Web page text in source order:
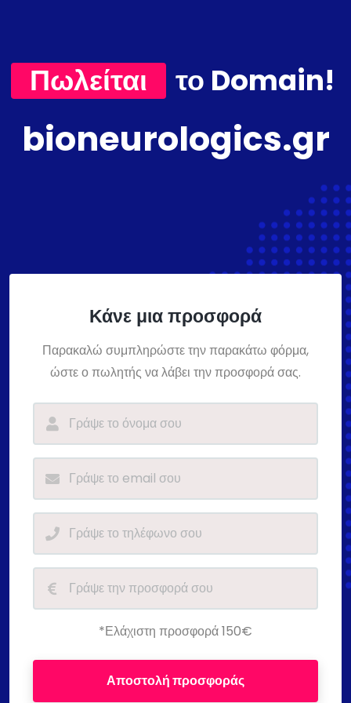
Πωλείται το Domain!
bioneurologics.gr
Κάνε μια προσφορά
Παρακαλώ συμπληρώστε την παρακάτω φόρμα,
ώστε ο πωλητής να λάβει την προσφορά σας.
*Ελάχιστη προσφορά 150€
Αποστολή προσφοράς